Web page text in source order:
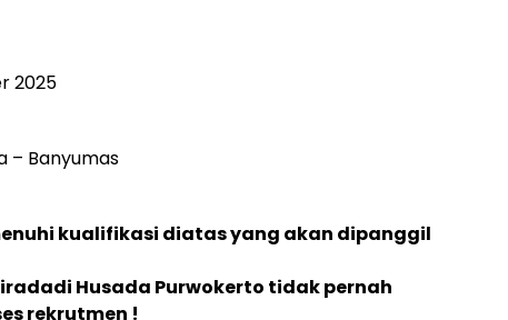
2025
– Banyumas
kualifikasi diatas yang akan dipanggil
Husada Purwokerto tidak pernah
rekrutmen !